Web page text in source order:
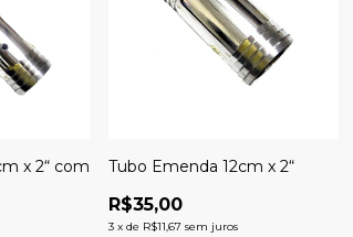
x 2“ com
Tubo Emenda 12cm x 2“
R$35,00
3 x de R$11,67 sem juros